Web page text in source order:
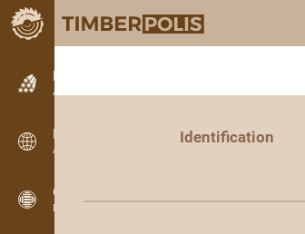
Petites annonces
Annonces texte
Petites annonces
Annonces internationales
OPTI-TIMB
Plans de débit
Identification